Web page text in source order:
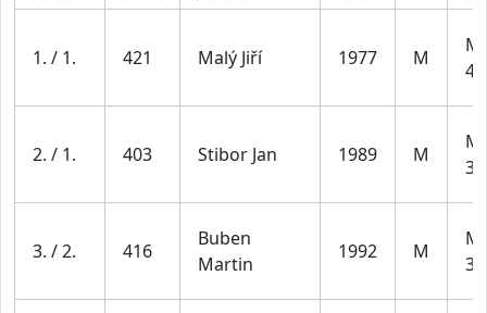
1. / 1. 421 Malý Jiří 1977 M
2. / 1. 403 Stibor Jan 1989 M
3. / 2. 416
Buben
Martin
1992 M